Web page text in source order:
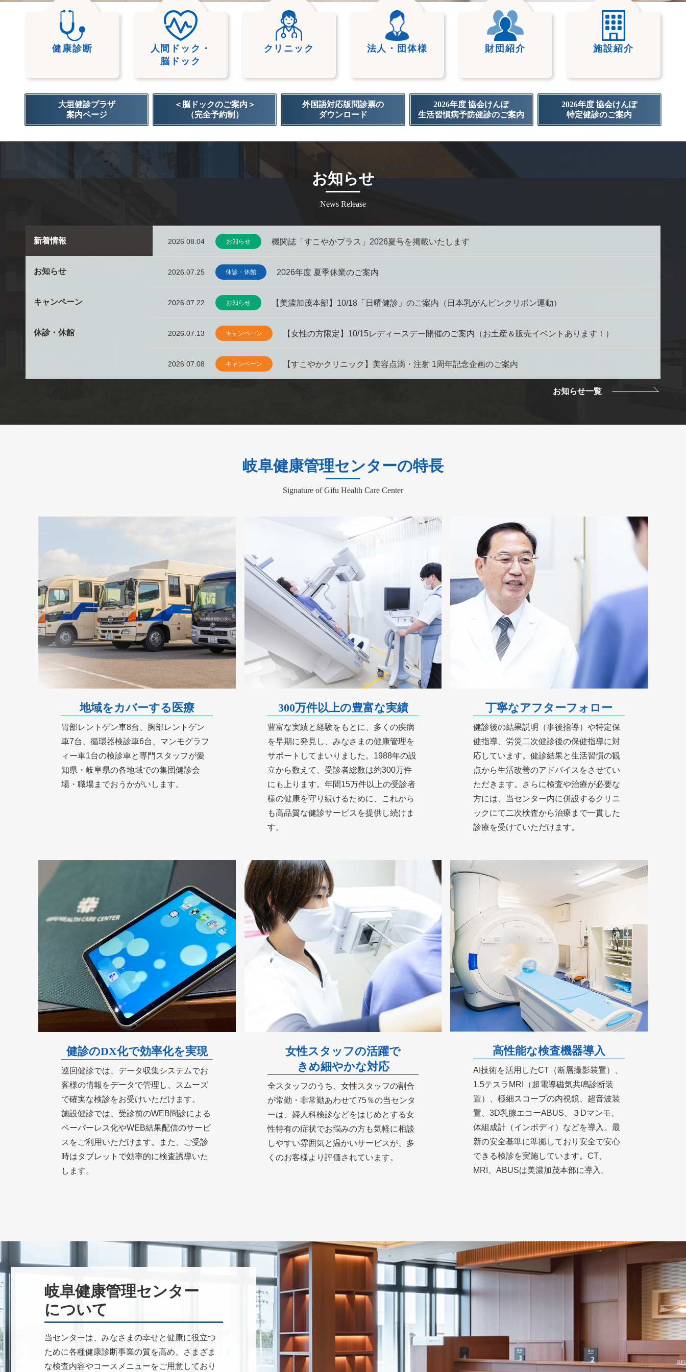
健康診断
人間ドック・
脳ドック
クリニック 法人・団体様 財団紹介 施設紹介
大垣健診プラザ
案内ページ
＜脳ドックのご案内＞
（完全予約制）
外国語対応版問診票の
ダウンロード
2026年度 協会けんぽ
生活習慣病予防健診のご案内
2026年度 協会けんぽ
特定健診のご案内
お知らせ
News Release
新着情報
お知らせ
キャンペーン
休診・休館
2026.08.04 お知らせ 機関誌「すこやかプラス」2026夏号を掲載いたします
2026.07.25 休診・休館 2026年度 夏季休業のご案内
2026.07.22 お知らせ 【美濃加茂本部】10/18「日曜健診」のご案内（日本乳がんピンクリボン運動）
2026.07.13 キャンペーン 【女性の方限定】10/15レディースデー開催のご案内（お土産＆販売イベントあります！）
2026.07.08 キャンペーン 【すこやかクリニック】美容点滴・注射 1周年記念企画のご案内
お知らせ一覧
岐阜健康管理センターの特長
Signature of Gifu Health Care Center
地域をカバーする医療
胃部レントゲン車8台、胸部レントゲン
車7台、循環器検診車6台、マンモグラフ
ィー車1台の検診車と専門スタッフが愛
知県・岐阜県の各地域での集団健診会
場・職場までおうかがいします。
300万件以上の豊富な実績
豊富な実績と経験をもとに、多くの疾病
を早期に発見し、みなさまの健康管理を
サポートしてまいりました。1988年の設
立から数えて、受診者総数は約300万件
にも上ります。年間15万件以上の受診者
様の健康を守り続けるために、これから
も高品質な健診サービスを提供し続けま
す。
丁寧なアフターフォロー
健診後の結果説明（事後指導）や特定保
健指導、労災二次健診後の保健指導に対
応しています。健診結果と生活習慣の観
点から生活改善のアドバイスをさせてい
ただきます。さらに検査や治療が必要な
方には、当センター内に併設するクリニ
ックにて二次検査から治療まで一貫した
診療を受けていただけます。
健診のDX化で効率化を実現
巡回健診では、データ収集システムでお
客様の情報をデータで管理し、スムーズ
で確実な検診をお受けいただけます。
施設健診では、受診前のWEB問診による
ペーパーレス化やWEB結果配信のサービ
スをご利用いただけます。また、ご受診
時はタブレットで効率的に検査誘導いた
します。
女性スタッフの活躍で
きめ細やかな対応
全スタッフのうち、女性スタッフの割合
が常勤・非常勤あわせて75％の当センタ
ーは、婦人科検診などをはじめとする女
性特有の症状でお悩みの方も気軽に相談
しやすい雰囲気と温かいサービスが、多
くのお客様より評価されています。
高性能な検査機器導入
AI技術を活用したCT（断層撮影装置）、
1.5テスラMRI（超電導磁気共鳴診断装
置）、極細スコープの内視鏡、超音波装
置、3D乳腺エコーABUS、３Dマンモ、
体組成計（インボディ）などを導入。最
新の安全基準に準拠しており安全で安心
できる検診を実施しています。CT、
MRI、ABUSは美濃加茂本部に導入。
岐阜健康管理センター
について
当センターは、みなさまの幸せと健康に役立つ
ために各種健康診断事業の質を高め、さまざま
な検査内容やコースメニューをご用意しており